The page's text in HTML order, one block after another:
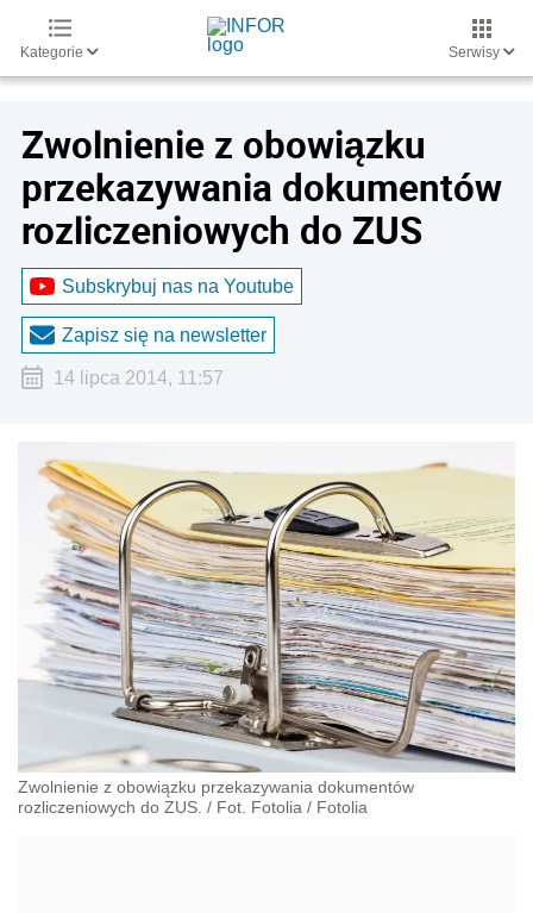
Kategorie Serwisy
Zwolnienie z obowiązku
przekazywania dokumentów
rozliczeniowych do ZUS
Subskrybuj nas na Youtube
Zapisz się na newsletter
14 lipca 2014, 11:57
Zwolnienie z obowiązku przekazywania dokumentów
rozliczeniowych do ZUS. / Fot. Fotolia / Fotolia